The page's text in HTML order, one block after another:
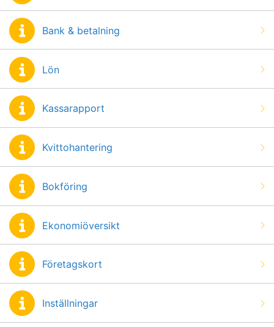
Bank & betalning
Lön
Kassarapport
Kvittohantering
Bokföring
Ekonomiöversikt
Företagskort
Inställningar